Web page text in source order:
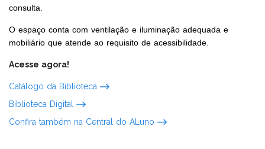
consulta.
O espaço conta com ventilação e iluminação adequada e
mobiliário que atende ao requisito de acessibilidade.
Acesse agora!
Catálogo da Biblioteca
Biblioteca Digital
Confira também na Central do ALuno